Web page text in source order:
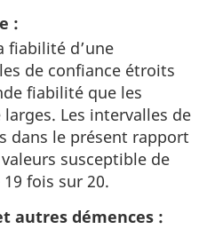
:
fiabilité d’une
de confiance étroits
fiabilité que les
Les intervalles de
dans le présent rapport
susceptible de
fois sur 20.
autres démences :